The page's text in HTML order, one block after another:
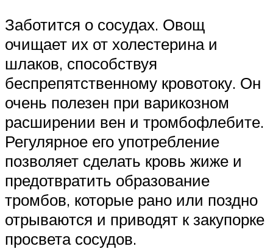
Заботится о сосудах. Овощ
очищает их от холестерина и
шлаков, способствуя
беспрепятственному кровотоку. Он
очень полезен при варикозном
расширении вен и тромбофлебите.
Регулярное его употребление
позволяет сделать кровь жиже и
предотвратить образование
тромбов, которые рано или поздно
отрываются и приводят к закупорке
просвета сосудов.